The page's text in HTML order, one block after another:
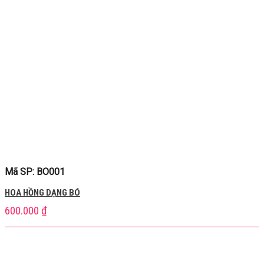
Mã SP: BO001
HOA HỒNG DẠNG BÓ
600.000 ₫